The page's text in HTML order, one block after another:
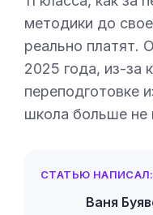
методики до
реально платят.
2025 года, из-за
переподготовке
школа больше не
СТАТЬЮ НАПИСАЛ:
Ваня